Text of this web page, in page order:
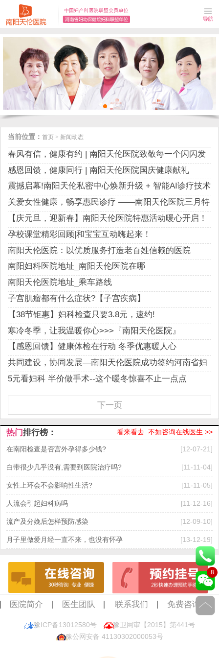
当前位置： 首页 > 新闻动态
春风有信，健康有约 | 南阳天伦医院致敬每一个闪闪发
光的“她”
感恩回馈，健康同行 | 南阳天伦医院国庆健康献礼
震撼启幕!南阳天伦私密中心焕新升级 + 智能AI诊疗技术
重磅发布！
关爱女性健康，畅享惠民诊疗 ——南阳天伦医院三月特
别活动
【庆元旦，迎新春】南阳天伦医院特惠活动暖心开启！
孕校课堂精彩回顾|和宝宝互动嗨起来！
南阳天伦医院：以优质服务打造老百姓信赖的医院
南阳妇科医院地址_南阳天伦医院在哪
南阳天伦医院地址_乘车路线
子宫肌瘤都有什么症状?【子宫疾病】
【38节钜惠】妇科检查只要3.8元，速约!
寒冷冬季，让我温暖你心>>>『南阳天伦医院』
【感恩回馈】健康体检在行动 冬季优惠暖人心
共同建设，协同发展—南阳天伦医院成功签约河南省妇
科联盟!
5元看妇科 半价做手术--这个暖冬惊喜不止一点点
下一页
热门排行榜： 看来看去 不如咨询在线医生 >>
在南阳检查是否宫外孕得多少钱? [12-07-21]
白带很少几乎没有,需要到医院治疗吗? [11-11-04]
女性上环会不会影响性生活? [11-11-05]
人流会引起妇科病吗 [11-12-16]
流产及分娩后怎样预防感染 [12-09-10]
月子里做爱月经一直不来，也没有怀孕 [13-12-19]
医院简介 医生团队 联系我们 免费咨询
豫ICP备13012580号
豫卫网审【2015】第441号
豫公网安备 41130302000053号
8